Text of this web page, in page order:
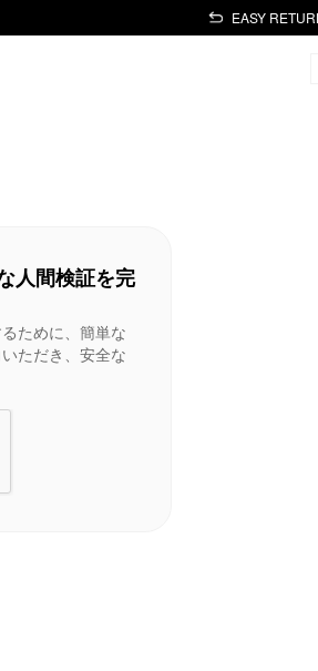
EASY
人間検証を完
ために、簡単な
ただき、安全な